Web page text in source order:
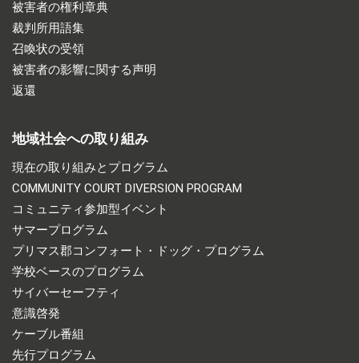
被害者の権利章典
裁判所用語集
召喚状の受領
被害者の影響に関する声明
返還
地域社会への取り組み
現在の取り組みとプログラム
COMMUNITY COURT DIVERSION PROGRAM
コミュニティ参加型イベント
サマープログラム
プリマス郡コンフォート・ドッグ・プログラム
学校ベースのプログラム
サイバーセーフティ
意識啓発
ケーブル番組
先行プログラム